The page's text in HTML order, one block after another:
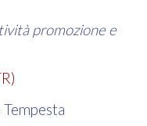
promozione e